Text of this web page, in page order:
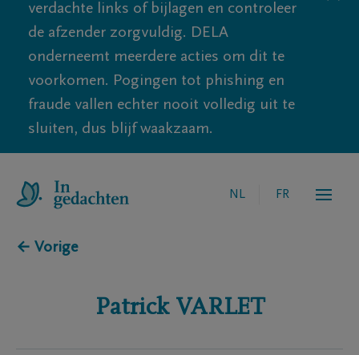
verdachte links of bijlagen en controleer
de afzender zorgvuldig. DELA
onderneemt meerdere acties om dit te
voorkomen. Pogingen tot phishing en
fraude vallen echter nooit volledig uit te
sluiten, dus blijf waakzaam.
NL FR
← Vorige
Patrick VARLET